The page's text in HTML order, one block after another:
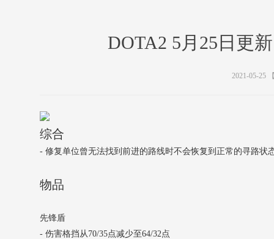
DOTA2 5月25日更
2021-05-25
综合
- 修复单位曾无法找到前进的路线时不会恢复到正常的寻路状
物品
先锋盾
- 伤害格挡从70/35点减少至64/32点